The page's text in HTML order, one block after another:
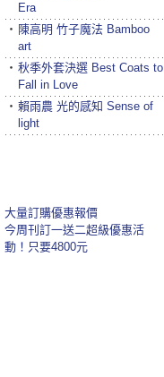
Era
‧ 陳高明 竹子魔法 Bamboo
art
‧ 秋季外套決選 Best Coats to
Fall in Love
‧ 賴雨農 光的感知 Sense of
light
大量訂購優惠報價
今周刊訂一送二超級優惠活
動！只要4800元